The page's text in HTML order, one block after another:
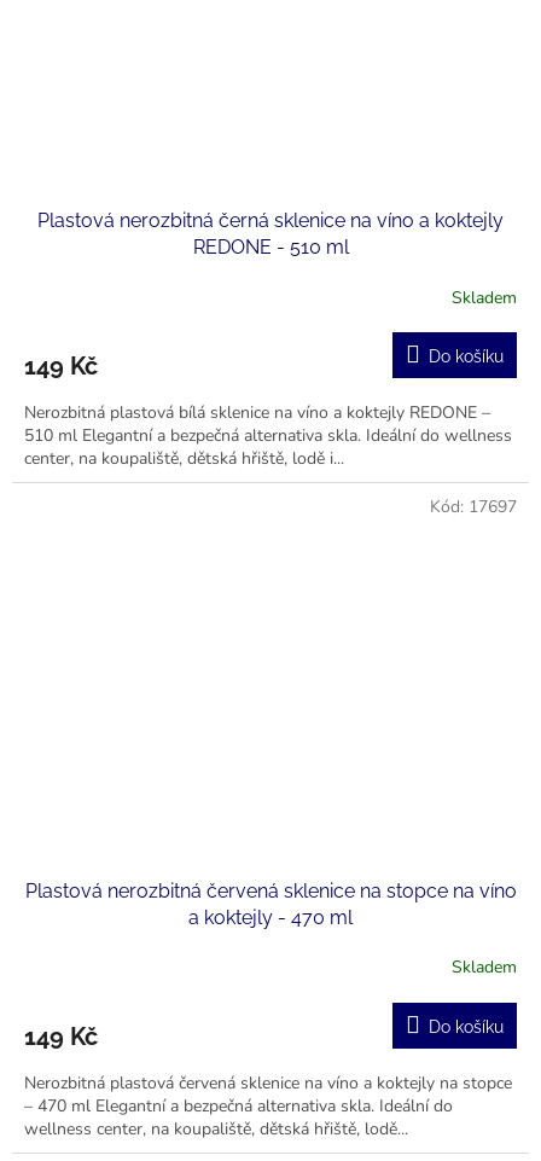
Plastová nerozbitná černá sklenice na víno a koktejly
REDONE - 510 ml
Skladem
149 Kč Do košíku
Nerozbitná plastová bílá sklenice na víno a koktejly REDONE –
510 ml Elegantní a bezpečná alternativa skla. Ideální do wellness
center, na koupaliště, dětská hřiště, lodě i...
Plastová nerozbitná červená sklenice na stopce na víno
a koktejly - 470 ml
je
z
5
hvězdiček.
Skladem
149 Kč Do košíku
Nerozbitná plastová červená sklenice na víno a koktejly na stopce
– 470 ml Elegantní a bezpečná alternativa skla. Ideální do
wellness center, na koupaliště, dětská hřiště, lodě...
Kód: 17697